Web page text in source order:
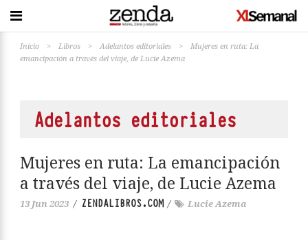
Inicio > Libros > Adelantos editoriales >
Mujeres en ruta: La
emancipación a través del viaje, de Lucie Azema
Adelantos editoriales
Mujeres en ruta: La emancipación
a través del viaje, de Lucie Azema
13 Jun 2023 / ZENDALIBROS.COM/ Lucie Azema